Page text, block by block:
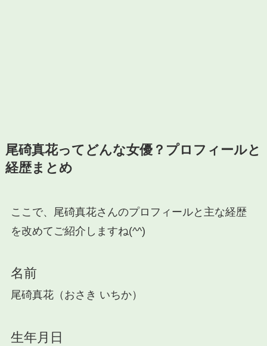
尾碕真花ってどんな女優？プロフィールと
経歴まとめ
ここで、尾碕真花さんのプロフィールと主な経歴
を改めてご紹介しますね(^^)
名前
尾碕真花（おさき いちか）
生年月日